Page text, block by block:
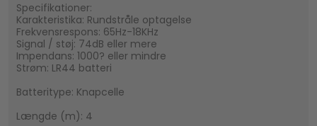
Specifikationer:
Karakteristika: Rundstråle optagelse
Frekvensrespons: 65Hz-18KHz
Signal / støj: 74dB eller mere
Impendans: 1000? eller mindre
Strøm: LR44 batteri
Batteritype: Knapcelle
Længde (m): 4